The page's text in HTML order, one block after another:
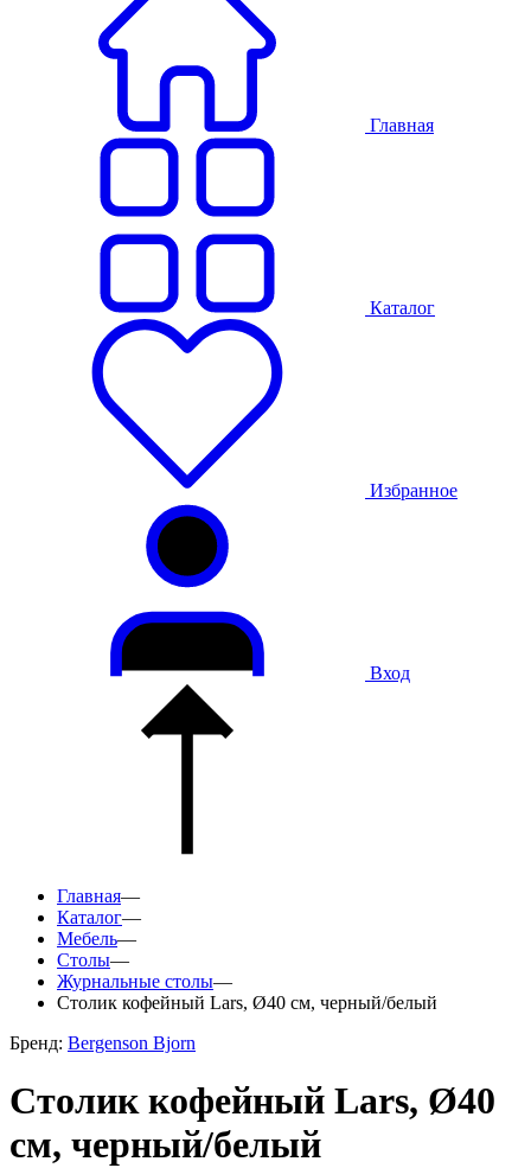
Главная
Каталог
Избранное
Вход
Главная—
Каталог—
Мебель—
Столы—
Журнальные столы—
Столик кофейный Lars, Ø40 см, черный/белый
Бренд: Bergenson Bjorn
Столик кофейный Lars, Ø40
см, черный/белый